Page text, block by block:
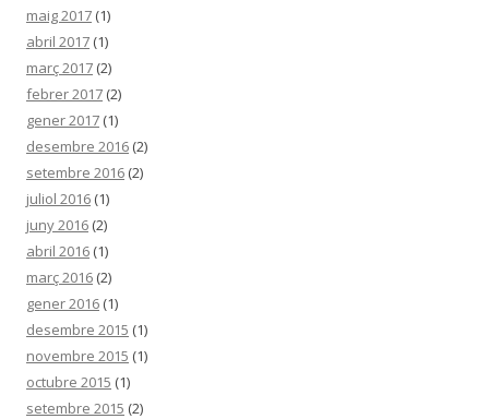
maig 2017 (1)
abril 2017 (1)
març 2017 (2)
febrer 2017 (2)
gener 2017 (1)
desembre 2016 (2)
setembre 2016 (2)
juliol 2016 (1)
juny 2016 (2)
abril 2016 (1)
març 2016 (2)
gener 2016 (1)
desembre 2015 (1)
novembre 2015 (1)
octubre 2015 (1)
setembre 2015 (2)